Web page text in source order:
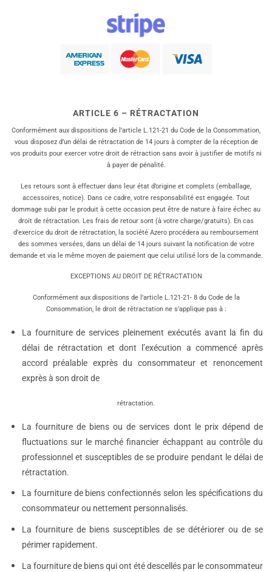
ARTICLE 6 – RÉTRACTATION
Conformément aux dispositions de l’article L.121-21 du Code de la Consommation,
vous disposez d’un délai de rétractation de 14 jours à compter de la réception de
vos produits pour exercer votre droit de rétraction sans avoir à justifier de motifs ni
à payer de pénalité.
Les retours sont à effectuer dans leur état d’origine et complets (emballage,
accessoires, notice). Dans ce cadre, votre responsabilité est engagée. Tout
dommage subi par le produit à cette occasion peut être de nature à faire échec au
droit de rétractation. Les frais de retour sont (à votre charge/gratuits). En cas
d’exercice du droit de rétractation, la société Azero procédera au remboursement
des sommes versées, dans un délai de 14 jours suivant la notification de votre
demande et via le même moyen de paiement que celui utilisé lors de la commande.
EXCEPTIONS AU DROIT DE RÉTRACTATION
Conformément aux dispositions de l’article L.121-21- 8 du Code de la
Consommation, le droit de rétractation ne s’applique pas à :
La fourniture de services pleinement exécutés avant la fin du
délai de rétractation et dont l’exécution a commencé après
accord préalable exprès du consommateur et renoncement
exprès à son droit de
rétractation.
La fourniture de biens ou de services dont le prix dépend de
fluctuations sur le marché financier échappant au contrôle du
professionnel et susceptibles de se produire pendant le délai de
rétractation.
La fourniture de biens confectionnés selon les spécifications du
consommateur ou nettement personnalisés.
La fourniture de biens susceptibles de se détériorer ou de se
périmer rapidement.
La fourniture de biens qui ont été descellés par le consommateur